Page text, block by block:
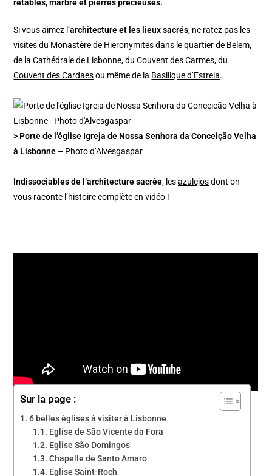
retables, marbre et pierres précieuses.
Si vous aimez l’architecture et les lieux sacrés, ne ratez pas les
visites du Monastère de Hieronymitesdans lequartier de Belem,
de laCathédrale de Lisbonne, duCouvent des Carmes, du
Couvent des Cardaesou même de la Basilique d’Estrela.
> Porte de l’église Igreja de Nossa Senhora da Conceição Velha
à Lisbonne – Photo d’Alvesgaspar
Indissociables de l’architecture sacrée, lesazulejosdont on
vous raconte l’histoire complète en vidéo !
Sur la page :
6 belles églises à visiter à Lisbonne
Eglise de São Vicente da Fora
Eglise São Domingos
Chapelle de Santo Amaro
Eglise Saint-Roch